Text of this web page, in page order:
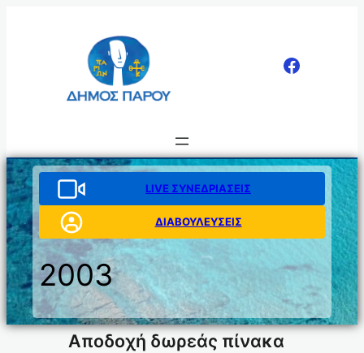
LIVE ΣΥΝΕΔΡΙΑΣΕΙΣ
ΔΙΑΒΟΥΛΕΥΣΕΙΣ
2003
Αποδοχή δωρεάς πίνακα